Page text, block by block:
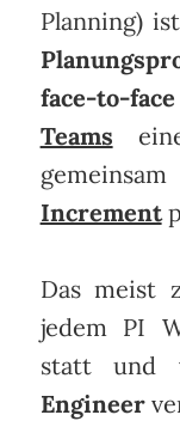
Planning)
face-to-
Teams
Increment
Das meist
jedem PI
statt und
Engineer